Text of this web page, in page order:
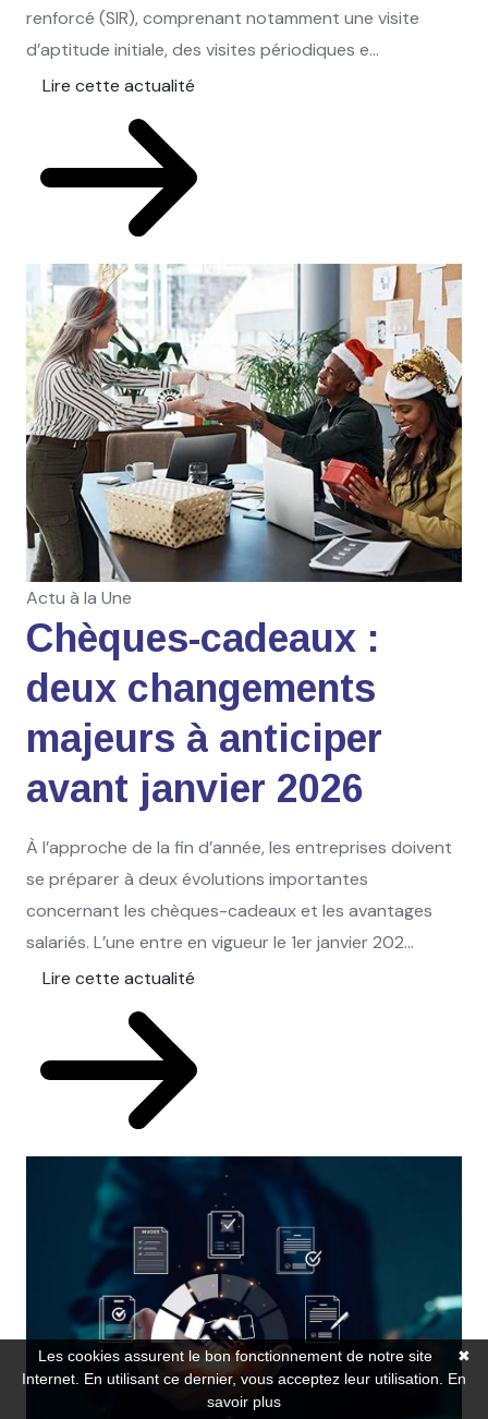
renforcé (SIR), comprenant notamment une visite
d’aptitude initiale, des visites périodiques e...
Lire cette actualité
Actu à la Une
Chèques-cadeaux :
deux changements
majeurs à anticiper
avant janvier 2026
À l’approche de la fin d’année, les entreprises doivent
se préparer à deux évolutions importantes
concernant les chèques-cadeaux et les avantages
salariés. L’une entre en vigueur le 1er janvier 202...
Lire cette actualité
✖
Les cookies assurent le bon fonctionnement de notre site
Internet. En utilisant ce dernier, vous acceptez leur utilisation. En
savoir plus